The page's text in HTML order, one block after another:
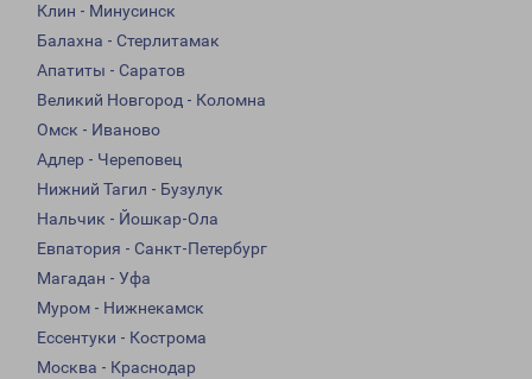
Клин - Минусинск
Балахна - Стерлитамак
Апатиты - Саратов
Великий Новгород - Коломна
Омск - Иваново
Адлер - Череповец
Нижний Тагил - Бузулук
Нальчик - Йошкар-Ола
Евпатория - Санкт-Петербург
Магадан - Уфа
Муром - Нижнекамск
Ессентуки - Кострома
Москва - Краснодар